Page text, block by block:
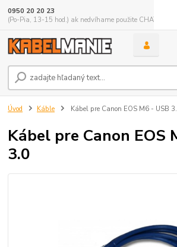
0950 20 20 23
(Po-Pia, 13-15 hod.) ak nedvíhame použite CHATBOX
Úvod Káble Kábel pre Canon EOS M6 - USB
Kábel pre Canon EOS
3.0